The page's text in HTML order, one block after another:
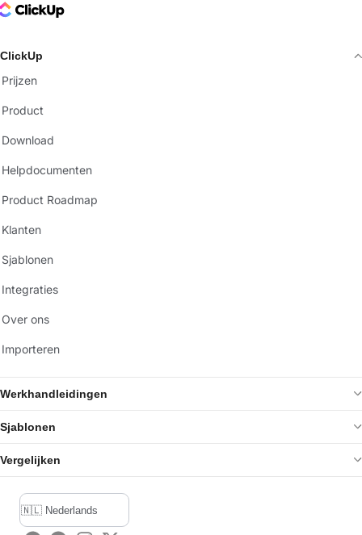
Logo
ClickUp
Prijzen
Product
Download
Helpdocumenten
Product Roadmap
Klanten
Sjablonen
Integraties
Over ons
Importeren
Werkhandleidingen
Sjablonen
Vergelijken